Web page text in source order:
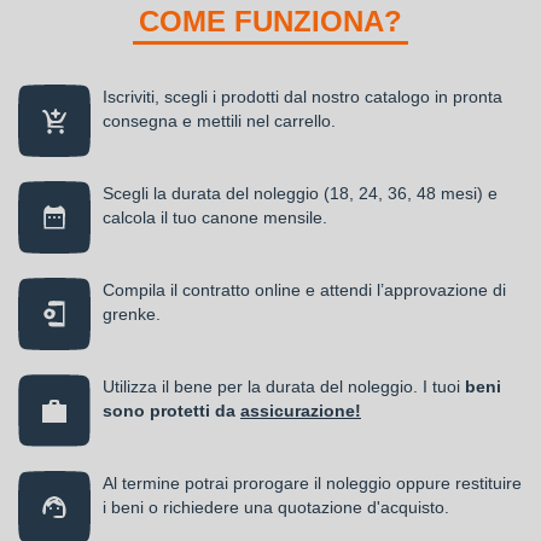
COME FUNZIONA?
Iscriviti, scegli i prodotti dal nostro catalogo in pronta
consegna e mettili nel carrello.
Scegli la durata del noleggio (18, 24, 36, 48 mesi) e
calcola il tuo canone mensile.
Compila il contratto online e attendi l’approvazione di
grenke.
Utilizza il bene per la durata del noleggio. I tuoi beni
sono protetti da assicurazione!
Al termine potrai prorogare il noleggio oppure restituire
i beni o richiedere una quotazione d'acquisto.